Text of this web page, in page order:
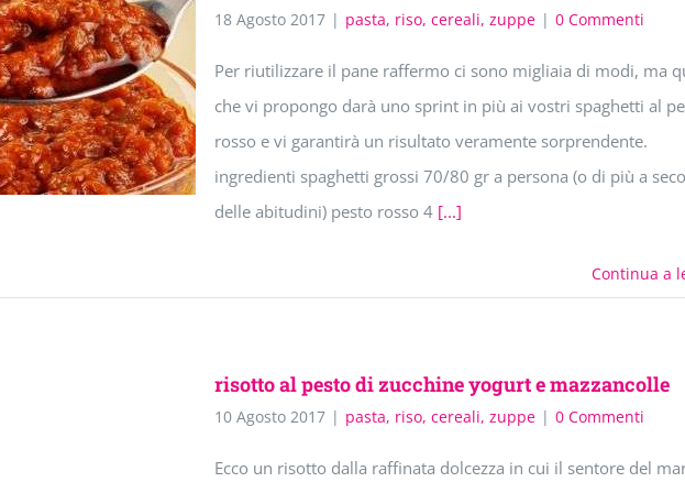
18 Agosto 2017 | pasta, riso, cereali, zuppe | 0 Commenti
Per riutilizzare il pane raffermo ci sono migliaia di modi, ma
che vi propongo darà uno sprint in più ai vostri spaghetti al
rosso e vi garantirà un risultato veramente sorprendente.
ingredienti spaghetti grossi 70/80 gr a persona (o di più a
delle abitudini) pesto rosso 4 [...]
Continua a
risotto al pesto di zucchine yogurt e mazzancolle
10 Agosto 2017 | pasta, riso, cereali, zuppe | 0 Commenti
Ecco un risotto dalla raffinata dolcezza in cui il sentore del